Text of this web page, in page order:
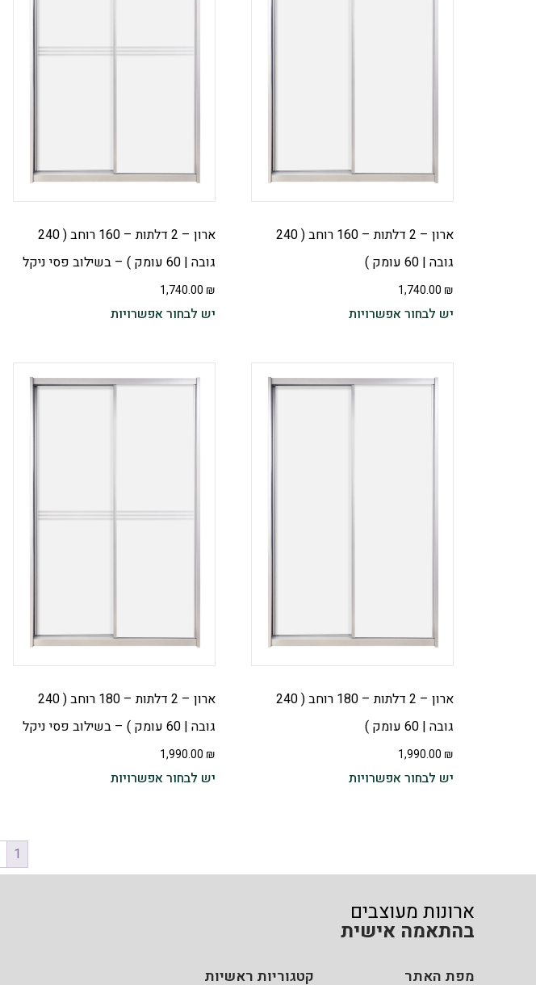
ארון – 2 דלתות – 160 רוחב ( 240
גובה | 60 עומק )
1,740.00 ₪
יש לבחור אפשרויות
ארון – 2 דלתות – 160 רוחב ( 240
גובה | 60 עומק ) – בשילוב פסי ניקל
1,740.00 ₪
יש לבחור אפשרויות
ארון – 2 דלתות – 180 רוחב ( 240
גובה | 60 עומק )
1,990.00 ₪
יש לבחור אפשרויות
ארון – 2 דלתות – 180 רוחב ( 240
גובה | 60 עומק ) – בשילוב פסי ניקל
1,990.00 ₪
יש לבחור אפשרויות
1
ארונות מעוצבים
בהתאמה אישית
מפת האתר
קטגוריות ראשיות